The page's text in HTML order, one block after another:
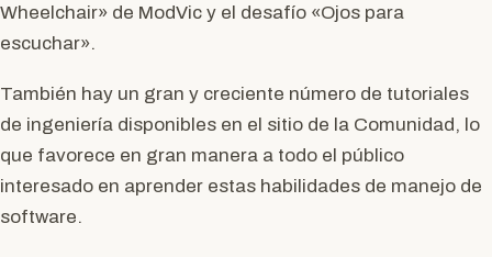
Wheelchair» de ModVic y el desafío «Ojos para
escuchar».
También hay un gran y creciente número de tutoriales
de ingeniería disponibles en el sitio de la Comunidad, lo
que favorece en gran manera a todo el público
interesado en aprender estas habilidades de manejo de
software.